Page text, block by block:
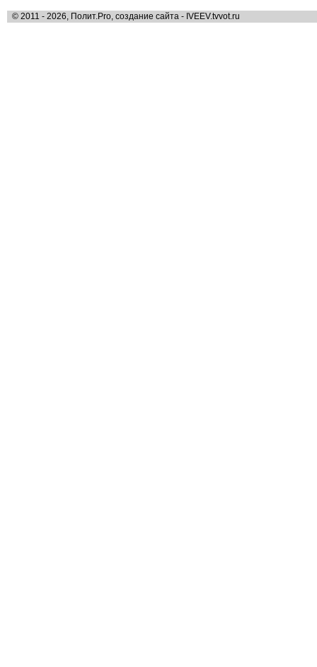
© 2011 - 2026, Полит.Pro, создание сайта - IVEEV.tvvot.ru